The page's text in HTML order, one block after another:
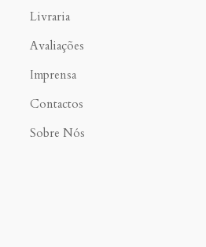
Livraria
Avaliações
Imprensa
Contactos
Sobre Nós